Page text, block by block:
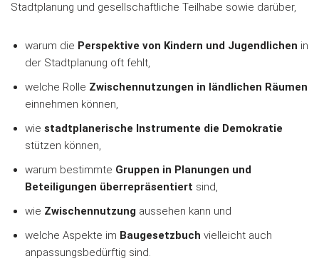
Stadtplanung und gesellschaftliche Teilhabe sowie darüber,
warum die Perspektive von Kindern und Jugendlichen in
der Stadtplanung oft fehlt,
welche Rolle Zwischennutzungen in ländlichen Räumen
einnehmen können,
wie stadtplanerische Instrumente die Demokratie
stützen können,
warum bestimmte Gruppen in Planungen und
Beteiligungen überrepräsentiert sind,
wie Zwischennutzung aussehen kann und
welche Aspekte im Baugesetzbuch vielleicht auch
anpassungsbedürftig sind.